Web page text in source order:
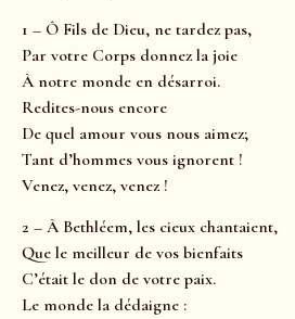
1 – Ô Fils de Dieu, ne tardez pas,
Par votre Corps donnez la joie
À notre monde en désarroi.
Redites-nous encore
De quel amour vous nous aimez;
Tant d’hommes vous ignorent !
Venez, venez, venez !
2 – À Bethléem, les cieux chantaient,
Que le meilleur de vos bienfaits
C’était le don de votre paix.
Le monde la dédaigne :